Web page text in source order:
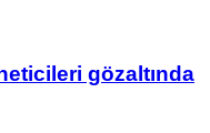
gözaltında